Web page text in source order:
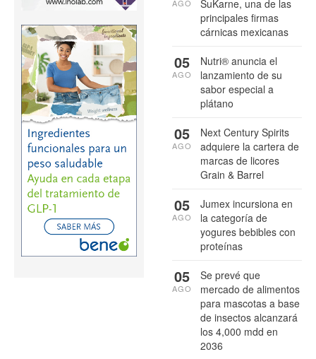
SuKarne, una de las
principales firmas
cárnicas mexicanas
AGO
Nutri® anuncia el
lanzamiento de su
sabor especial a
plátano
05
AGO
Next Century Spirits
adquiere la cartera de
marcas de licores
Grain & Barrel
05
AGO
Jumex incursiona en
la categoría de
yogures bebibles con
proteínas
05
AGO
Se prevé que
mercado de alimentos
para mascotas a base
de insectos alcanzará
los 4,000 mdd en
2036
05
AGO